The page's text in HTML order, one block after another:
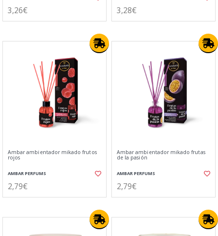
3,26€ 3,28€
Ambar ambientador mikado frutos
rojos
AMBAR PERFUMS
2,79€
Ambar ambientador mikado frutas
de la pasión
AMBAR PERFUMS
2,79€